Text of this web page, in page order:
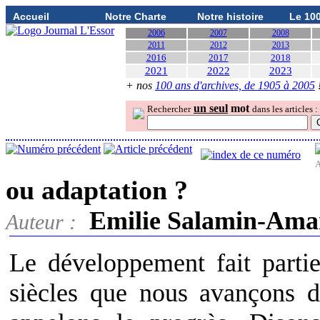
Accueil Notre Charte Notre histoire Le
2006 2007
2008
2011
2012 2013
2016 2017 2018
2021 2022 2023
+ nos 100 ans d'archives, de 1905 à 2005
Rechercher un seul mot dans les articles :
ou adaptation ?
Auteur :
Emilie Salamin-
Le développement fait
siècles que nous avançons